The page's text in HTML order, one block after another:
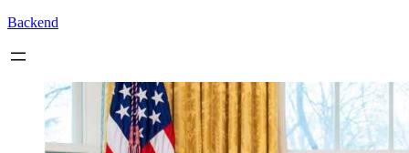
Backend